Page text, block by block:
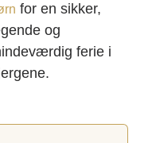
for en sikker,
og
ferie i